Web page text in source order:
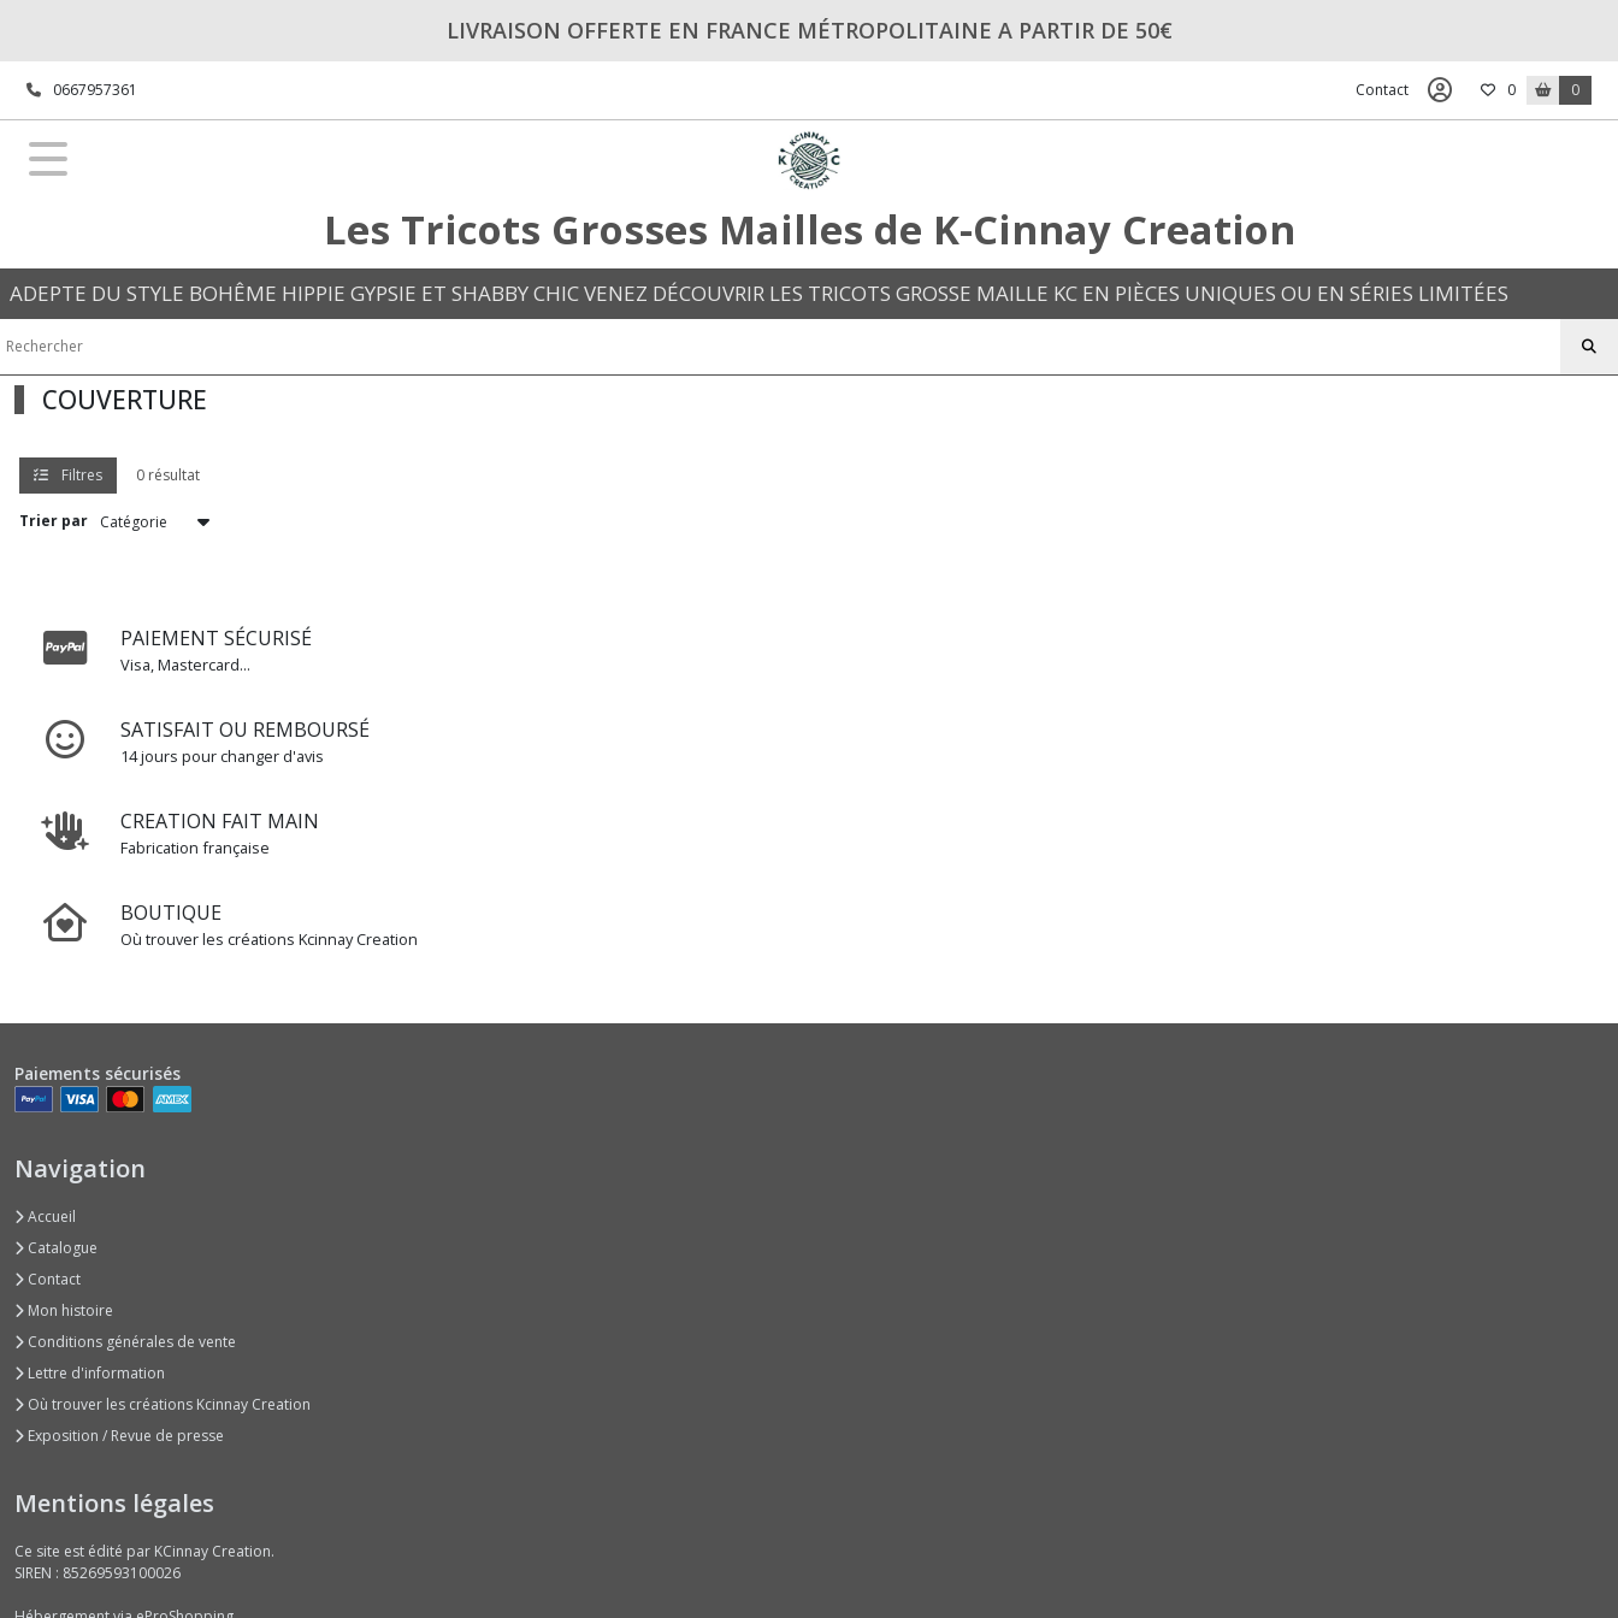
LIVRAISON OFFERTE EN FRANCE MÉTROPOLITAINE A PARTIR DE 50€
0667957361 Contact 0 0
Les Tricots Grosses Mailles de K-Cinnay Creation
ADEPTE DU STYLE BOHÊME HIPPIE GYPSIE ET SHABBY CHIC VENEZ DÉCOUVRIR LES TRICOTS GROSSE MAILLE KC EN PIÈCES UNIQUES OU EN SÉRIES LIMITÉES
COUVERTURE
Filtres 0 résultat
Trier par
PAIEMENT SÉCURISÉ
Visa, Mastercard...
SATISFAIT OU REMBOURSÉ
14 jours pour changer d'avis
CREATION FAIT MAIN
Fabrication française
BOUTIQUE
Où trouver les créations Kcinnay Creation
FILTRES
Tous
Afficher
les
Paiements sécurisés
Navigation
Accueil
Catalogue
Contact
Mon histoire
Conditions générales de vente
Lettre d'information
Où trouver les créations Kcinnay Creation
Exposition / Revue de presse
Mentions légales
Ce site est édité par KCinnay Creation.
SIREN : 85269593100026